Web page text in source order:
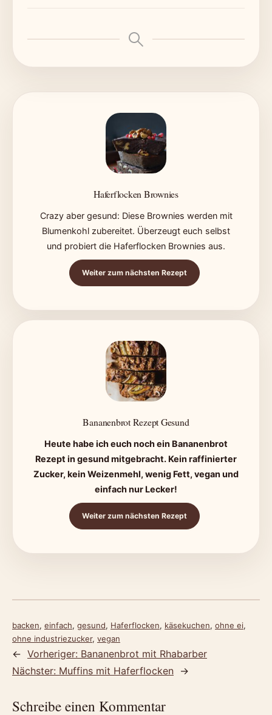
Haferflocken Brownies
Crazy aber gesund: Diese Brownies werden mit
Blumenkohl zubereitet. Überzeugt euch selbst
und probiert die Haferflocken Brownies aus.
Weiter zum nächsten Rezept
Bananenbrot Rezept Gesund
Heute habe ich euch noch ein Bananenbrot
Rezept in gesund mitgebracht. Kein raffinierter
Zucker, kein Weizenmehl, wenig Fett, vegan und
einfach nur Lecker!
Weiter zum nächsten Rezept
backen, einfach, gesund, Haferflocken, käsekuchen, ohne ei
ohne industriezucker, vegan
← Vorheriger: Bananenbrot mit Rhabarber
Nächster: Muffins mit Haferflocken →
Schreibe einen Kommentar